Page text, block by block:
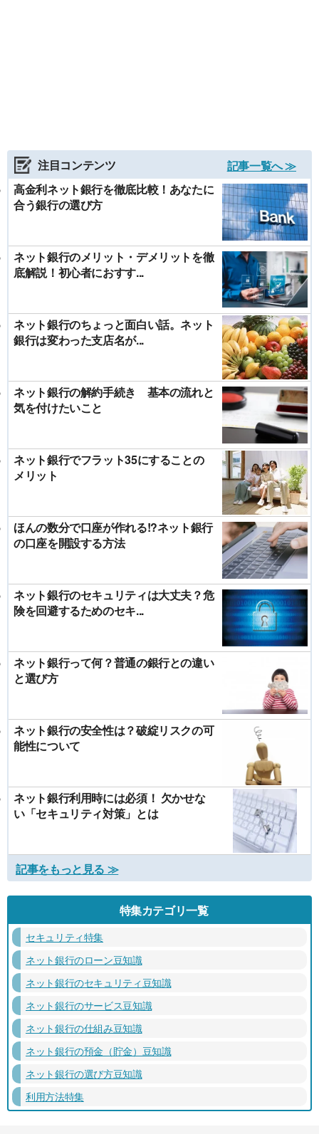
注目コンテンツ
記事一覧へ ≫
高金利ネット銀行を徹底比較！あなたに
合う銀行の選び方
ネット銀行のメリット・デメリットを徹
底解説！初心者におすす...
ネット銀行のちょっと面白い話。ネット
銀行は変わった支店名が...
ネット銀行の解約手続き 基本の流れと
気を付けたいこと
ネット銀行でフラット35にすることの
メリット
ほんの数分で口座が作れる!?ネット銀行
の口座を開設する方法
ネット銀行のセキュリティは大丈夫？危
険を回避するためのセキ...
ネット銀行って何？普通の銀行との違い
と選び方
ネット銀行の安全性は？破綻リスクの可
能性について
ネット銀行利用時には必須！ 欠かせな
い「セキュリティ対策」とは
記事をもっと見る ≫
特集カテゴリ一覧
セキュリティ特集
ネット銀行のローン豆知識
ネット銀行のセキュリティ豆知識
ネット銀行のサービス豆知識
ネット銀行の仕組み豆知識
ネット銀行の預金（貯金）豆知識
ネット銀行の選び方豆知識
利用方法特集